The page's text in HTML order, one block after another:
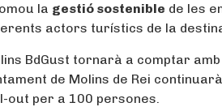
la gestió sostenible de les
actors turístics de la
BdGust tornarà a comptar
de Molins de Rei
out per a 100 persones.